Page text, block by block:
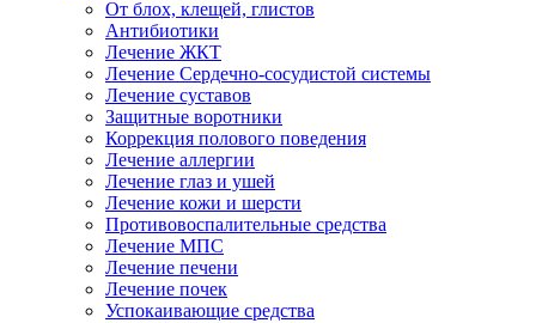
От блох, клещей, глистов
Антибиотики
Лечение ЖКТ
Лечение Сердечно-сосудистой системы
Лечение суставов
Защитные воротники
Коррекция полового поведения
Лечение аллергии
Лечение глаз и ушей
Лечение кожи и шерсти
Противовоспалительные средства
Лечение МПС
Лечение печени
Лечение почек
Успокаивающие средства